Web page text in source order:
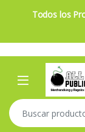
Todos los
Skip to navigation
Skip to content
Open
Buscar por: